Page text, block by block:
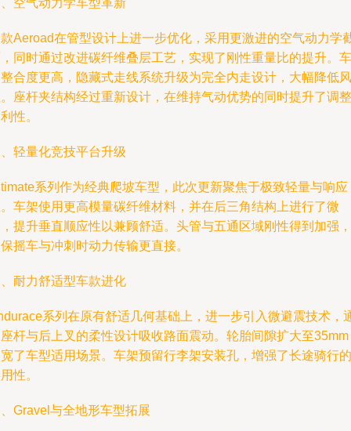
空气动力学车型革新
Aeroad在管型设计上进一步优化，采用更激进的空气动力学
同时通过改进碳纤维叠层工艺，实现了刚性重量比的提升。车
合度更高，隐藏式走线系统升级为完全内走设计，大幅降低风
座杆夹结构经过重新设计，在维持气动优势的同时提升了调整
性。
轻量化竞技平台升级
系列作为经典爬坡车型，此次更新聚焦于极致轻量与响应
车架使用更高模量碳纤维材料，并在后三角结构上进行了微
提升垂直顺应性以兼顾舒适。头管与五通区域刚性得到加强，
摇车与冲刺时动力传输更直接。
耐力舒适型车款进化
系列在原有舒适几何基础上，进一步引入微避震技术，
杆与后上叉的柔性设计吸收路面震动。轮胎间隙扩大至35mm
了车型适用场景。车架预留行李架安装孔，增强了长途骑行的
性。
Gravel与全地形车型拓展